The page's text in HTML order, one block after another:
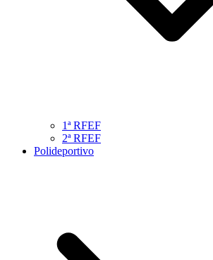
1ª RFEF
2ª RFEF
Polideportivo